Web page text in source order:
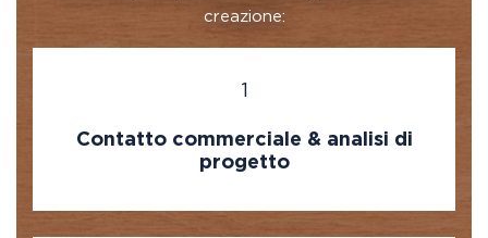
creazione:
1
Contatto commerciale & analisi di
progetto